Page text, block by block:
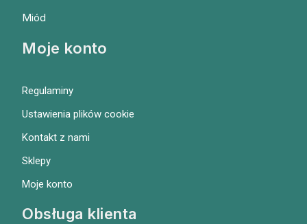
Miód
Moje konto
Regulaminy
Ustawienia plików cookie
Kontakt z nami
Sklepy
Moje konto
Obsługa klienta